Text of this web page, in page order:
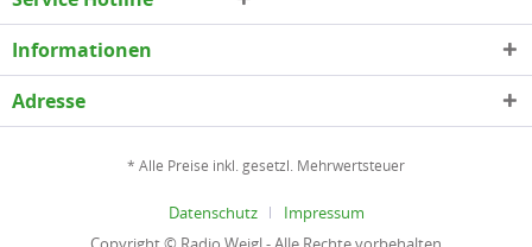
Informationen
Adresse
* Alle Preise inkl. gesetzl. Mehrwertsteuer
Datenschutz
Impressum